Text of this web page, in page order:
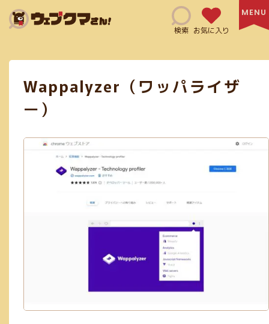
検索 お気に入り
SNSマーケティング(6)
コミュニケーションツール(4)
無料利用可能(115) 修正指示(1) js(2) Ai(10)
フリー素材あり(59) SEO対策(10)
買切り(5) EPS(14) 共有機能あり(8)
クレジット表記必須(5) アニメーション(5)
画像加工(6) Webフォント(7)
ログイン必須(23)
フラットデザイン(5) Exif情報の削除(1)
エンコード(2) PNG(48)
Wappalyzer（ワッパライザ
ー）